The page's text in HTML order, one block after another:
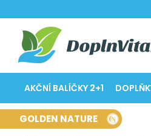
AKČNÍ BALÍČKY 2+1
GOLDEN NATURE